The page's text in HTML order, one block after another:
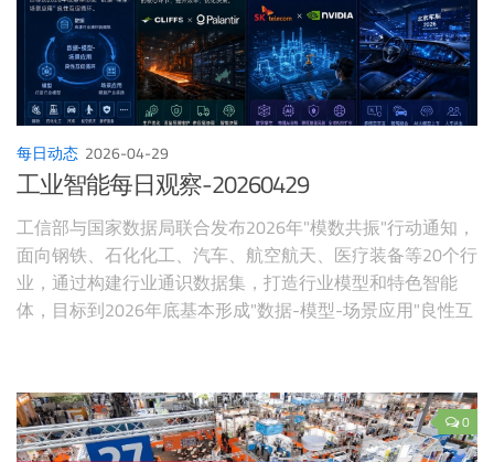
每日动态 2026-04-29
工业智能每日观察-20260429
工信部与国家数据局联合发布2026年"模数共振"行动通知，
面向钢铁、石化化工、汽车、航空航天、医疗装备等20个行
业，通过构建行业通识数据集，打造行业模型和特色智能
体，目标到2026年底基本形成"数据-模型-场景应用"良性互
核心环节。SK Telecom携手NVIDIA将元宇宙平台转型为物理
AI训练平台，通过数字孪生降低制造风险。北京车展2026成
为AI大模型上车爆发元年。
0